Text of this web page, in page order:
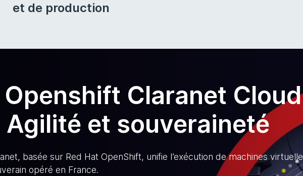
et de production
Claranet Cloud
et souveraineté
basée sur Red Hat OpenShift, unifie l’exécution de machines
opéré en France.